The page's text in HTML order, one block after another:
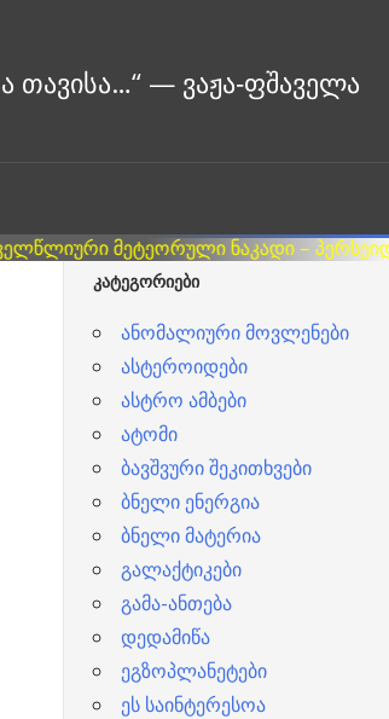
ᲙᲐᲢᲔᲒᲝᲠᲘᲔᲑᲘ
ანომალიური მოვლენები
ასტეროიდები
ასტრო ამბები
ატომი
ბავშვური შეკითხვები
ბნელი ენერგია
ბნელი მატერია
გალაქტიკები
გამა-ანთება
დედამიწა
ეგზოპლანეტები
ეს საინტერესოა